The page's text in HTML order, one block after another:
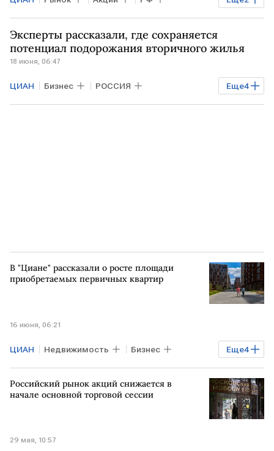
Мосбиржа Экономика
Эксперты рассказали, где сохраняется
потенциал подорожания вторичного жилья
18 июня, 06:47
Еще4
ЦИАН Бизнес РОССИЯ
Недвижимость Владикавказ
В "Циане" рассказали о росте площади
приобретаемых первичных квартир
16 июня, 06:21
Еще4
ЦИАН Недвижимость Бизнес
РОССИЯ Воронеж ТОЛЬЯТТИ
НОВОКУЗНЕЦК
Российский рынок акций снижается в
начале основной торговой сессии
29 мая, 10:57